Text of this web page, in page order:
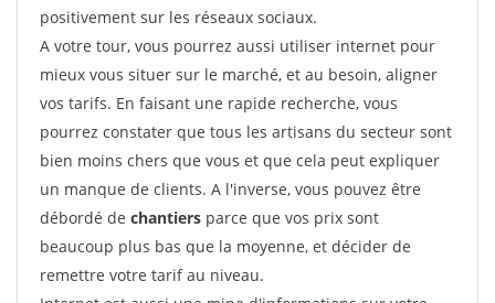
positivement sur les réseaux sociaux.
A votre tour, vous pourrez aussi utiliser internet pour
mieux vous situer sur le marché, et au besoin, aligner
vos tarifs. En faisant une rapide recherche, vous
pourrez constater que tous les artisans du secteur sont
bien moins chers que vous et que cela peut expliquer
un manque de clients. A l'inverse, vous pouvez être
débordé de chantiers parce que vos prix sont
beaucoup plus bas que la moyenne, et décider de
remettre votre tarif au niveau.